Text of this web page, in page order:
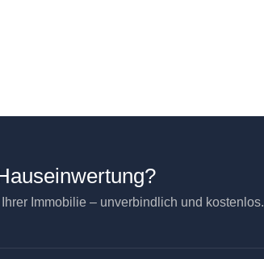
Immobilie – unverbindlich und kostenlos.